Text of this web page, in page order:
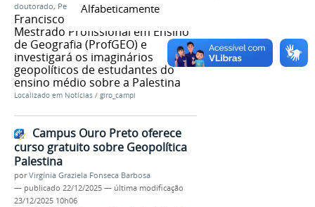
Alfabeticamente
doutorado, Pesquisa,Mídia
Francisco Ladeira atuará no
Mestrado Profissional em Ensino
de Geografia (ProfGEO) e
investigará os imaginários
geopolíticos de estudantes do
ensino médio sobre a Palestina
Localizado em Notícias / giro_campi
Campus Ouro Preto oferece
curso gratuito sobre Geopolítica
Palestina
porVirgínia Graziela Fonseca Barbosa
— publicado 22/12/2025 — última modificação
23/12/2025 10h06